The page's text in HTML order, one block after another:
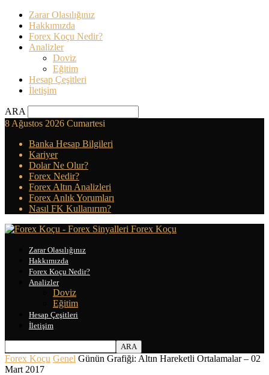
Zarar Olasılığınız
Hakkımızda
Forex Koçu Nedir?
Analizler
Doviz
Eğitim
Hesap Çeşitleri
İletişim
ARA
8 Ağustos 2026 Cumartesi
Banka Hesap Bilgileri
Kariyer
Dolar Ne Olur?
Forex Nedir?
Forex Altın Analizleri
Forex Anlık Yorumları
Nasıl FK Kullanırım?
Forex Koçu
Zarar Olasılığınız
Hakkımızda
Forex Koçu Nedir?
Analizler
Doviz
Eğitim
Hesap Çeşitleri
İletişim
Forex Koçu Genel Günün Grafiği: Altın Hareketli Ortalamalar – 02
Mart 2017